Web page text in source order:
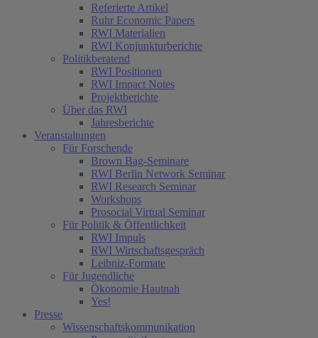
Referierte Artikel
Ruhr Economic Papers
RWI Materialien
RWI Konjunkturberichte
Politikberatend
RWI Positionen
RWI Impact Notes
Projektberichte
Über das RWI
Jahresberichte
Veranstaltungen
Für Forschende
Brown Bag-Seminare
RWI Berlin Network Seminar
RWI Research Seminar
Workshops
Prosocial Virtual Seminar
Für Politik & Öffentlichkeit
RWI Impuls
RWI Wirtschaftsgespräch
Leibniz-Formate
Für Jugendliche
Ökonomie Hautnah
Yes!
Presse
Wissenschaftskommunikation